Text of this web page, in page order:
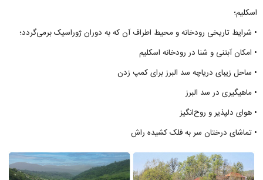
اسکلیم؛
• شرایط تاریخی رودخانه و محیط اطراف آن که به دوران ژوراسیک برمی‌گردد؛
• امکان آبتنی و شنا در رودخانه اسکلیم
• ساحل زیبای دریاچه سد البرز برای کمپ زدن
• ماهیگیری در سد البرز
• هوای دلپذیر و روح‌انگیز
• تماشای درختان سر به فلک کشیده راش